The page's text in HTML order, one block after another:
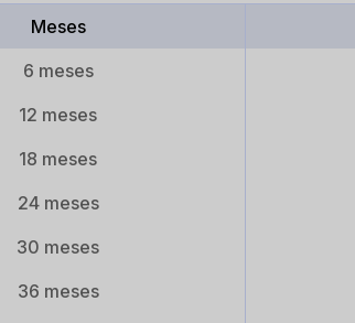
Meses
6 meses
12 meses
18 meses
24 meses
30 meses
36 meses